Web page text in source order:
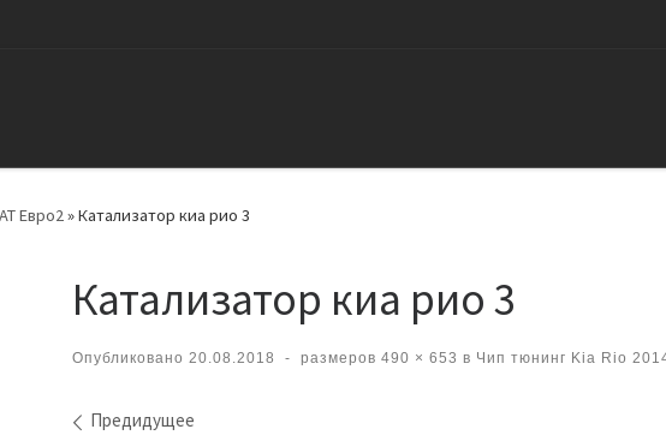
Евро2»Катализатор киа рио 3
Катализатор киа рио 3
Опубликовано 20.08.2018 - размеров 490 × 653 в Чип тюнинг Kia Rio
Навигация по изображениям
Предидущее